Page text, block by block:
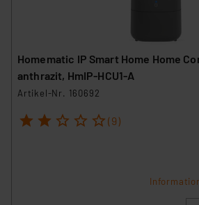
VO) zu. Eine detaillierte Auflistung
den Button „Ablehnen oder
können die Verwendung nicht
ablehnen oder ihr ganz oder
Die Rechtmäßigkeit der
Analyse bis zum Zeitpunkt des
unberührt. Ihre Browser-
führen, dass die Einstellungen
Homematic IP Smart Home Home
anthrazit, HmIP-HCU1-A
Artikel-Nr. 160692
1 2 3 4 5 (9)